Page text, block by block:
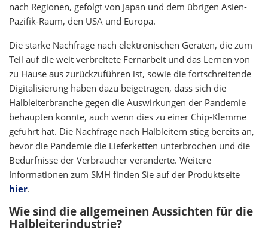
nach Regionen, gefolgt von Japan und dem übrigen Asien-
Pazifik-Raum, den USA und Europa.
Die starke Nachfrage nach elektronischen Geräten, die zum
Teil auf die weit verbreitete Fernarbeit und das Lernen von
zu Hause aus zurückzuführen ist, sowie die fortschreitende
Digitalisierung haben dazu beigetragen, dass sich die
Halbleiterbranche gegen die Auswirkungen der Pandemie
behaupten konnte, auch wenn dies zu einer Chip-Klemme
geführt hat. Die Nachfrage nach Halbleitern stieg bereits an,
bevor die Pandemie die Lieferketten unterbrochen und die
Bedürfnisse der Verbraucher veränderte. Weitere
Informationen zum SMH finden Sie auf der Produktseite
hier.
Wie sind die allgemeinen Aussichten für die
Halbleiterindustrie?